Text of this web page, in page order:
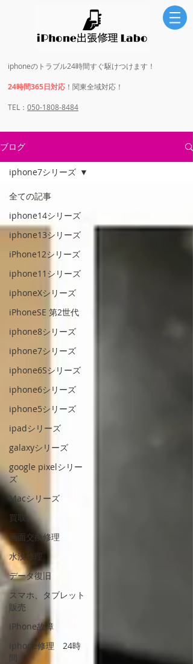
iphoneのトラブル24時間すぐ駆けつけます！
24時間365日対応 ！関東全域対応！
​​TEL： 050-1808-8484
ブログ
全ての記事
iphone14シリーズ
iphone13シリーズ
iPhone12シリーズ
iphone11シリーズ
iphoneXシリーズ
iPhoneSE 第2世代
iphone8シリーズ
iphone7シリーズ
iphone6Sシリーズ
iphone6シリーズ
iphone5シリーズ
ipadシリーズ
galaxyシリーズ
google pixelシリー
ズ
Macシリーズ
買取
画面交換修理
水没修理
データ復旧
スマホ、タブレット
販売
iPhone故障
iphone修理 24時
間
iphone7シリーズ